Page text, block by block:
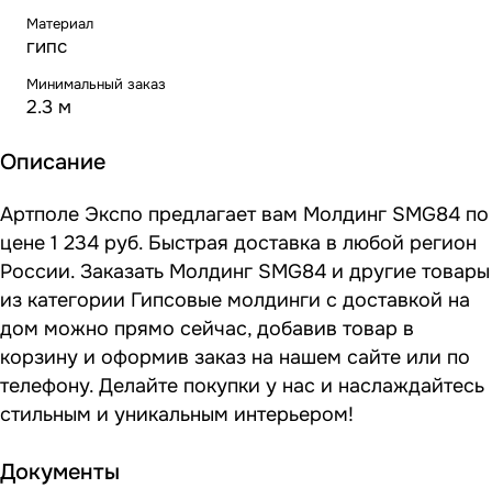
Материал
гипс
Минимальный заказ
2.3 м
Описание
Артполе Экспо предлагает вам Молдинг SMG84 по
цене 1 234 руб. Быстрая доставка в любой регион
России. Заказать Молдинг SMG84 и другие товары
из категории Гипсовые молдинги с доставкой на
дом можно прямо сейчас, добавив товар в
корзину и оформив заказ на нашем сайте или по
телефону. Делайте покупки у нас и наслаждайтесь
стильным и уникальным интерьером!
Документы